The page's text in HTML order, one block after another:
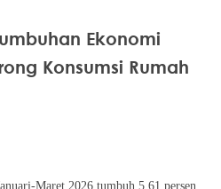
Ekonomi
Konsumsi Rumah
Maret 2026 tumbuh 5,61 persen